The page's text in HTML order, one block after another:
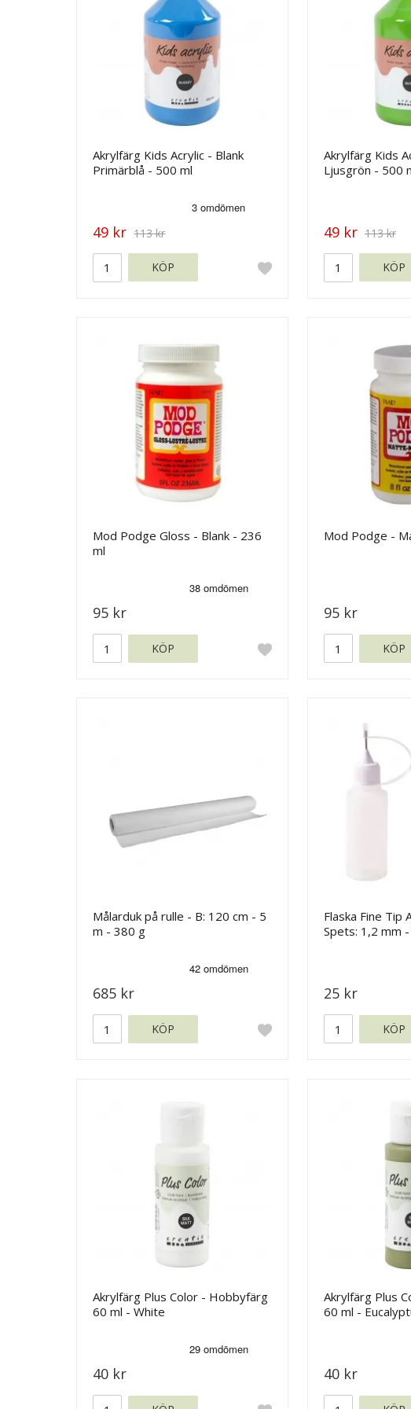
Akrylfärg Kids Acrylic - Blank
Primärblå - 500 ml
49 kr 113 kr
KÖP
Akrylfärg Kids
Ljusgrön - 500
49 kr 113 kr
KÖP
Mod Podge Gloss - Blank - 236
ml
95 kr
KÖP
Mod Podge -
95 kr
KÖP
Målarduk på rulle - B: 120 cm - 5
m - 380 g
685 kr
KÖP
Flaska Fine Tip
Spets: 1,2 mm
25 kr
KÖP
Akrylfärg Plus Color - Hobbyfärg
60 ml - White
40 kr
Akrylfärg Plus
60 ml -
40 kr